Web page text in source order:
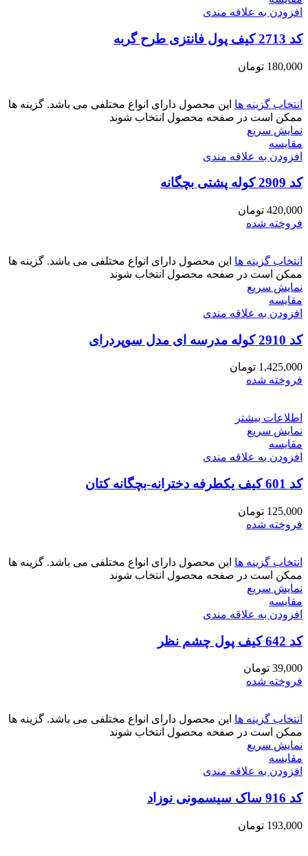
افزودن به علاقه مندی
کد 2713 کیف پول فانتزی طرح گربه
180,000 تومان
انتخاب گزینه ها این محصول دارای انواع مختلفی می باشد. گزینه ها
ممکن است در صفحه محصول انتخاب شوند
نمایش سریع
مقايسه
افزودن به علاقه مندی
کد 2909 کوله پشتی بچگانه
420,000 تومان
فروخته شده
انتخاب گزینه ها این محصول دارای انواع مختلفی می باشد. گزینه ها
ممکن است در صفحه محصول انتخاب شوند
نمایش سریع
مقايسه
افزودن به علاقه مندی
کد 2910 کوله مدرسه ای مدل سوپردرای
1,425,000 تومان
فروخته شده
اطلاعات بیشتر
نمایش سریع
مقايسه
افزودن به علاقه مندی
کد 601 کیف یکطرفه دخترانه-بچگانه کتان
125,000 تومان
فروخته شده
انتخاب گزینه ها این محصول دارای انواع مختلفی می باشد. گزینه ها
ممکن است در صفحه محصول انتخاب شوند
نمایش سریع
مقايسه
افزودن به علاقه مندی
کد 642 کیف پول چشم نظر
39,000 تومان
فروخته شده
انتخاب گزینه ها این محصول دارای انواع مختلفی می باشد. گزینه ها
ممکن است در صفحه محصول انتخاب شوند
نمایش سریع
مقايسه
افزودن به علاقه مندی
کد 916 ساک سیسمونی نوزاد
193,000 تومان